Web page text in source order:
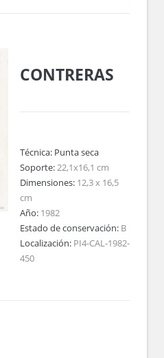
CONTRERAS
Técnica: Punta seca
Soporte:22,1x16,1 cm
Dimensiones: 12,3 x 16,5
cm
Año: 1982
Estado de conservación: B
Localización: PI4-CAL-1982-
450